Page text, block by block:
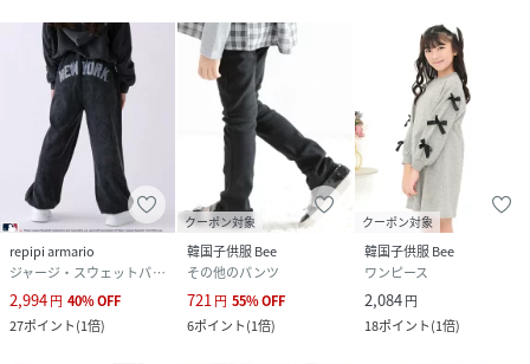
repipi armario
ジャージ・スウェットパンツ
2,994円 40%OFF
27ポイント(1倍)
クーポン対象
韓国子供服 Bee
その他のパンツ
721円 55%OFF
6ポイント(1倍)
クーポン対象
韓国子供服 Bee
ワンピース
2,084円
18ポイント(1倍)